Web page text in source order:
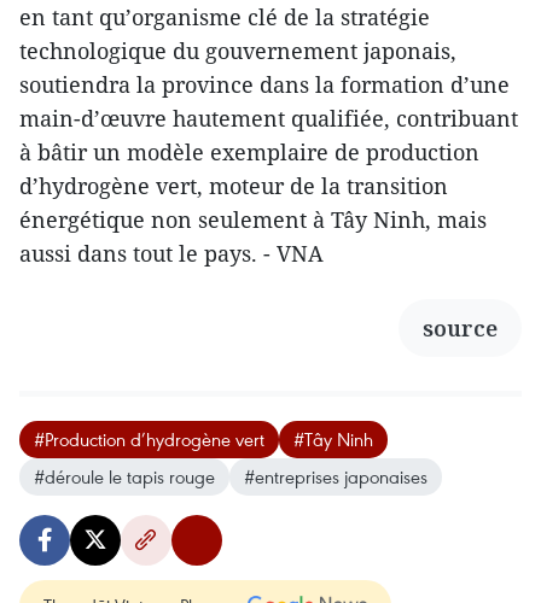
en tant qu’organisme clé de la stratégie
technologique du gouvernement japonais,
soutiendra la province dans la formation d’une
main-d’œuvre hautement qualifiée, contribuant
à bâtir un modèle exemplaire de production
d’hydrogène vert, moteur de la transition
énergétique non seulement à Tây Ninh, mais
aussi dans tout le pays. - VNA
source
#Production d’hydrogène vert
#Tây Ninh
#déroule le tapis rouge
#entreprises japonaises